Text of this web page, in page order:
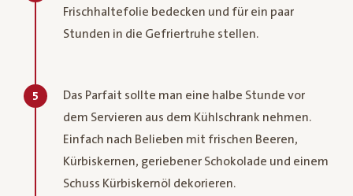
Frischhaltefolie bedecken und für ein paar
Stunden in die Gefriertruhe stellen.
5
Das Parfait sollte man eine halbe Stunde vor
dem Servieren aus dem Kühlschrank nehmen.
Einfach nach Belieben mit frischen Beeren,
Kürbiskernen, geriebener Schokolade und einem
Schuss Kürbiskernöl dekorieren.